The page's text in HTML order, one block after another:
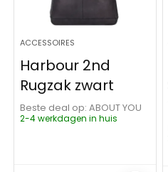
ACCESSOIRES
Harbour 2nd
Rugzak zwart
Beste deal op:
ABOUT YOU
2-4 werkdagen in huis